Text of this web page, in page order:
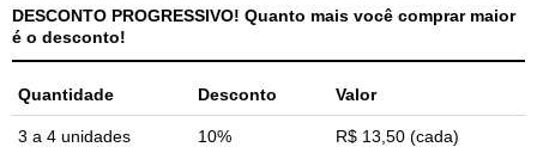
DESCONTO PROGRESSIVO! Quanto mais você comprar maior
é o desconto!
Quantidade Desconto Valor
3 a 4 unidades 10% R$ 13,50 (cada)